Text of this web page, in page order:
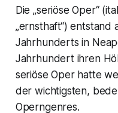
Die „seriöse Oper“
„ernsthaft“) entstand
Jahrhunderts in
Jahrhundert ihren
seriöse Oper hatte
der wichtigsten,
Operngenres.